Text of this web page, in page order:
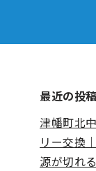
最近の投稿
津幡町北
リー交換
源が切れ